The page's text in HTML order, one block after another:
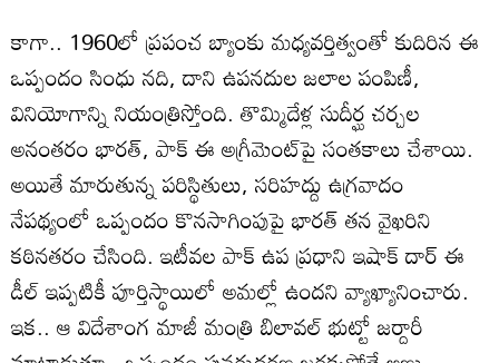
కాగా.. 1960లో ప్రపంచ బ్యాంకు మధ్యవర్తిత్వంతో కుదిరిన ఈ
ఒప్పందం సింధు నది, దాని ఉపనదుల జలాల పంపిణీ,
వినియోగాన్ని నియంత్రిస్తోంది. తొమ్మిదేళ్ల సుదీర్ఘ చర్చల
అనంతరం భారత్‌, పాక్ ఈ అగ్రీమెంట్‌పై సంతకాలు చేశాయి.
అయితే మారుతున్న పరిస్థితులు, సరిహద్దు ఉగ్రవాదం
నేపథ్యంలో ఒప్పందం కొనసాగింపుపై భారత్‌ తన వైఖరిని
కఠినతరం చేసింది. ఇటీవల పాక్ ఉప ప్రధాని ఇషాక్‌ దార్‌ ఈ
డీల్ ఇప్పటికీ పూర్తిస్థాయిలో అమల్లో ఉందని వ్యాఖ్యానించారు.
ఇక.. ఆ విదేశాంగ మాజీ మంత్రి బిలావల్‌ భుట్టో జర్దారీ